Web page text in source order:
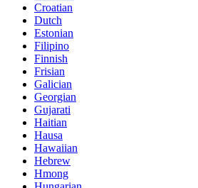
Croatian
Dutch
Estonian
Filipino
Finnish
Frisian
Galician
Georgian
Gujarati
Haitian
Hausa
Hawaiian
Hebrew
Hmong